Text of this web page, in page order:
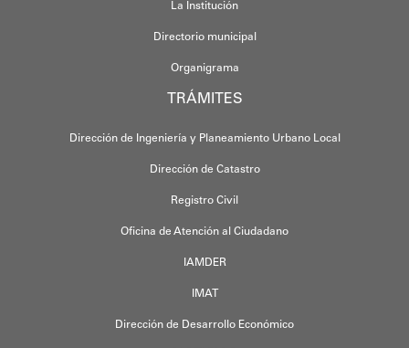
La Institución
Directorio municipal
Organigrama
TRÁMITES
Dirección de Ingeniería y Planeamiento Urbano Local
Dirección de Catastro
Registro Civil
Oficina de Atención al Ciudadano
IAMDER
IMAT
Dirección de Desarrollo Económico